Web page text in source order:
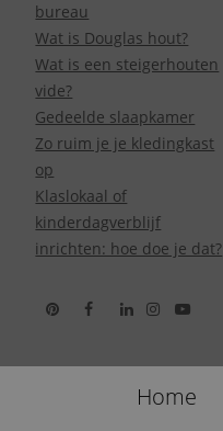
bureau
Wat is Douglas hout?
Wat is een steigerhouten
vide?
Gedeelde slaapkamer
Zo ruim je je kledingkast
op
Klaslokaal of
kinderdagverblijf
inrichten: hoe doe je dat?
Home